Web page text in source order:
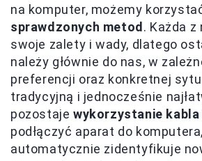
na komputer, możemy
sprawdzonych metod . Każda
swoje zalety i wady, dlatego
należy głównie do nas, w
preferencji oraz konkretnej
tradycyjną i jednocześnie
pozostaje wykorzystanie kabla
podłączyć aparat do
automatycznie zidentyfikuje